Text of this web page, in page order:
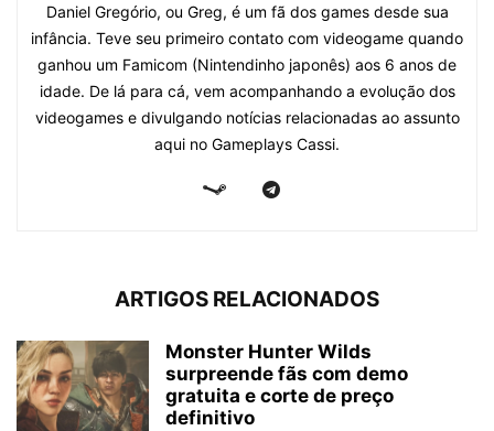
Daniel Gregório, ou Greg, é um fã dos games desde sua
infância. Teve seu primeiro contato com videogame quando
ganhou um Famicom (Nintendinho japonês) aos 6 anos de
idade. De lá para cá, vem acompanhando a evolução dos
videogames e divulgando notícias relacionadas ao assunto
aqui no Gameplays Cassi.
ARTIGOS RELACIONADOS
Monster Hunter Wilds
surpreende fãs com demo
gratuita e corte de preço
definitivo